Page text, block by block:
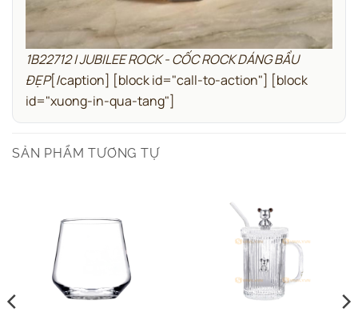
1B22712 | JUBILEE ROCK - CỐC ROCK DÁNG BẦU
ĐẸP[/caption] [block id="call-to-action"] [block
id="xuong-in-qua-tang"]
SẢN PHẨM TƯƠNG TỰ